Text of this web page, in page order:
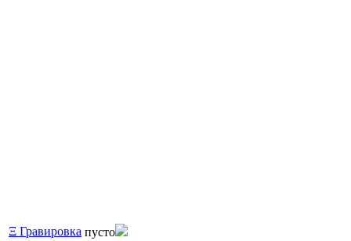
Ξ Гравировка пусто